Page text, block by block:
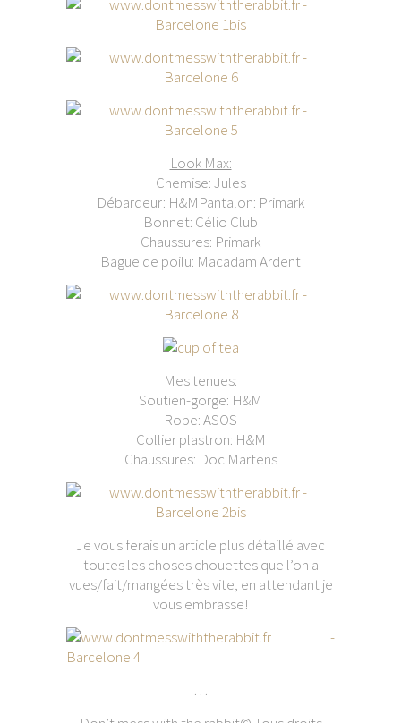
Look Max:
Chemise: Jules
Débardeur: H&MPantalon: Primark
Bonnet: Célio Club
Chaussures: Primark
Bague de poilu: Macadam Ardent
Mes tenues:
Soutien-gorge: H&M
Robe: ASOS
Collier plastron: H&M
Chaussures: Doc Martens
Je vous ferais un article plus détaillé avec
toutes les choses chouettes que l’on a
vues/fait/mangées très vite, en attendant je
vous embrasse!
…